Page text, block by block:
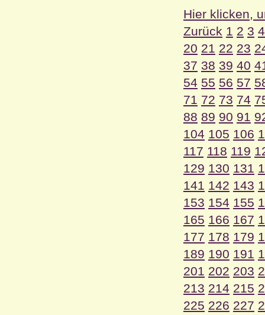
Hier klicken,
Zurück 1 2 3 4
20 21 22 23
37 38 39 40
54 55 56 57
71 72 73 74
88 89 90 91
104 105 106
117 118 119
129 130 131
141 142 143
153 154 155
165 166 167
177 178 179
189 190 191
201 202 203
213 214 215
225 226 227